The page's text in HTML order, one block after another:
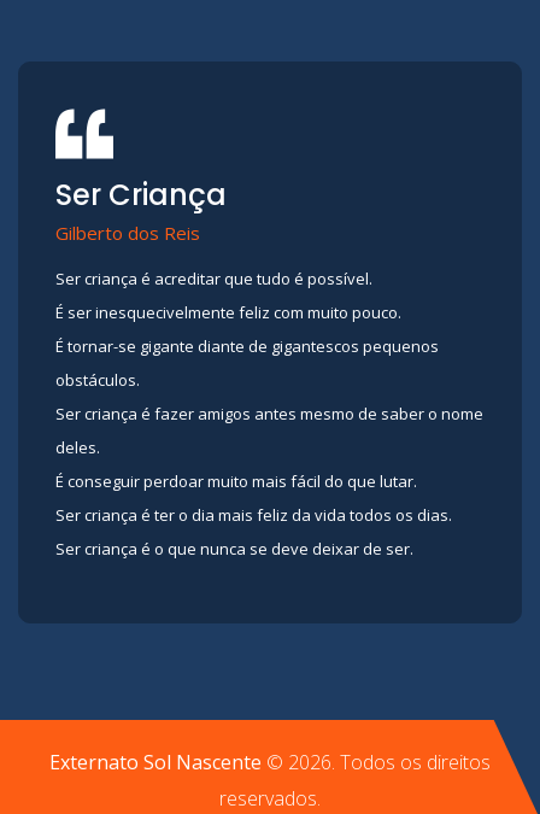
Ser Criança
Gilberto dos Reis
Ser criança é acreditar que tudo é possível.
É ser inesquecivelmente feliz com muito pouco.
É tornar-se gigante diante de gigantescos pequenos
obstáculos.
Ser criança é fazer amigos antes mesmo de saber o nome
deles.
É conseguir perdoar muito mais fácil do que lutar.
Ser criança é ter o dia mais feliz da vida todos os dias.
Ser criança é o que nunca se deve deixar de ser.
Externato Sol Nascente © 2026. Todos os direitos
reservados.